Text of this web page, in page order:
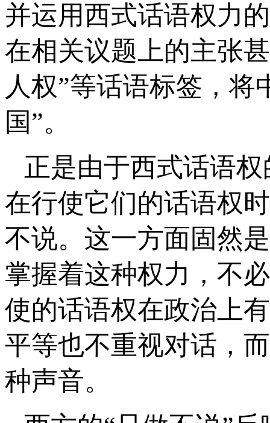
并运用西式话语权力
在相关议题上的主张
人权”等话语标签，
国”。
正是由于西式话语
在行使它们的话语权
不说。这一方面固然
掌握着这种权力，不
使的话语权在政治上
平等也不重视对话，
种声音。